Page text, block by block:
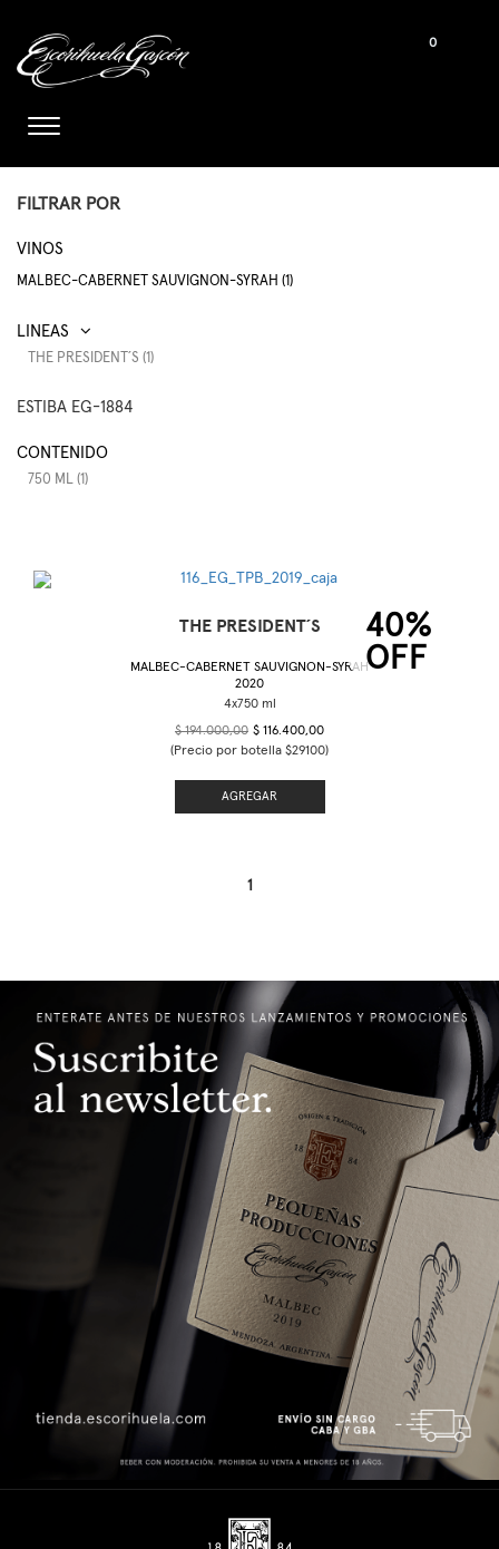
0
FILTRAR POR
VINOS
MALBEC-CABERNET SAUVIGNON-SYRAH (1)
THE PRESIDENT´S (1)
ESTIBA EG-1884
CONTENIDO
750 ML (1)
40%
OFF
THE PRESIDENT´S
MALBEC-CABERNET SAUVIGNON-SYRAH
2020
$ 194.000,00 $ 116.400,00
(Precio por botella $29100)
AGREGAR
1